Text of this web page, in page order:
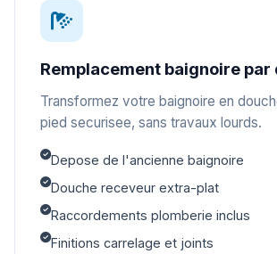
Remplacement baignoire par
Transformez votre baignoire en
pied securisee, sans travaux lourds.
Depose de l'ancienne baignoire
Douche receveur extra-plat
Raccordements plomberie inclus
Finitions carrelage et joints